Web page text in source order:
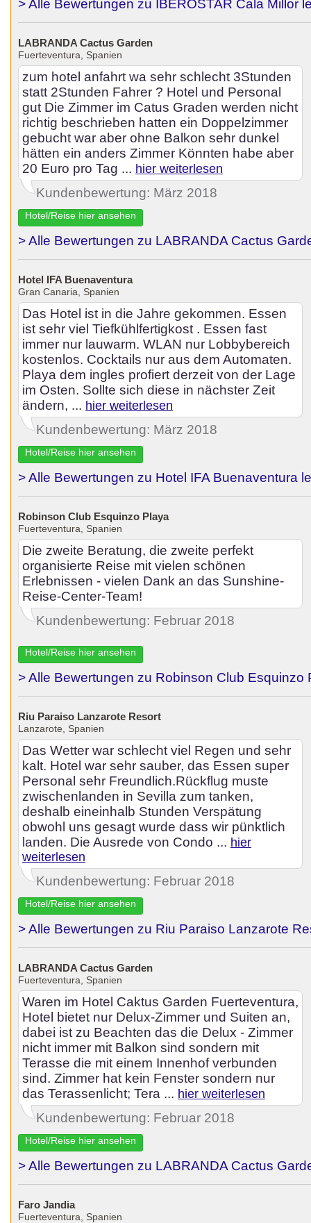
> Alle Bewertungen zu IBEROSTAR Cala Millor
LABRANDA Cactus Garden
Fuerteventura, Spanien
zum hotel anfahrt wa sehr schlecht 3Stunden
statt 2Stunden Fahrer ? Hotel und Personal
gut Die Zimmer im Catus Graden werden nicht
richtig beschrieben hatten ein Doppelzimmer
gebucht war aber ohne Balkon sehr dunkel
hätten ein anders Zimmer Könnten habe aber
20 Euro pro Tag ... hier weiterlesen
Kundenbewertung: März 2018
Hotel/Reise hier ansehen
> Alle Bewertungen zu LABRANDA Cactus
Hotel IFA Buenaventura
Gran Canaria, Spanien
Das Hotel ist in die Jahre gekommen. Essen
ist sehr viel Tiefkühlfertigkost . Essen fast
immer nur lauwarm. WLAN nur Lobbybereich
kostenlos. Cocktails nur aus dem Automaten.
Playa dem ingles profiert derzeit von der Lage
im Osten. Sollte sich diese in nächster Zeit
ändern, ... hier weiterlesen
Kundenbewertung: März 2018
Hotel/Reise hier ansehen
> Alle Bewertungen zu Hotel IFA Buenaventura
Robinson Club Esquinzo Playa
Fuerteventura, Spanien
Die zweite Beratung, die zweite perfekt
organisierte Reise mit vielen schönen
Erlebnissen - vielen Dank an das Sunshine-
Reise-Center-Team!
Kundenbewertung: Februar 2018
Hotel/Reise hier ansehen
> Alle Bewertungen zu Robinson Club Esquinzo
Riu Paraiso Lanzarote Resort
Lanzarote, Spanien
Das Wetter war schlecht viel Regen und sehr
kalt. Hotel war sehr sauber, das Essen super
Personal sehr Freundlich.Rückflug muste
zwischenlanden in Sevilla zum tanken,
deshalb eineinhalb Stunden Verspätung
obwohl uns gesagt wurde dass wir pünktlich
landen. Die Ausrede von Condo ... hier
weiterlesen
Kundenbewertung: Februar 2018
Hotel/Reise hier ansehen
> Alle Bewertungen zu Riu Paraiso Lanzarote
LABRANDA Cactus Garden
Fuerteventura, Spanien
Waren im Hotel Caktus Garden Fuerteventura,
Hotel bietet nur Delux-Zimmer und Suiten an,
dabei ist zu Beachten das die Delux - Zimmer
nicht immer mit Balkon sind sondern mit
Terasse die mit einem Innenhof verbunden
sind. Zimmer hat kein Fenster sondern nur
das Terassenlicht; Tera ... hier weiterlesen
Kundenbewertung: Februar 2018
Hotel/Reise hier ansehen
> Alle Bewertungen zu LABRANDA Cactus
Faro Jandia
Fuerteventura, Spanien